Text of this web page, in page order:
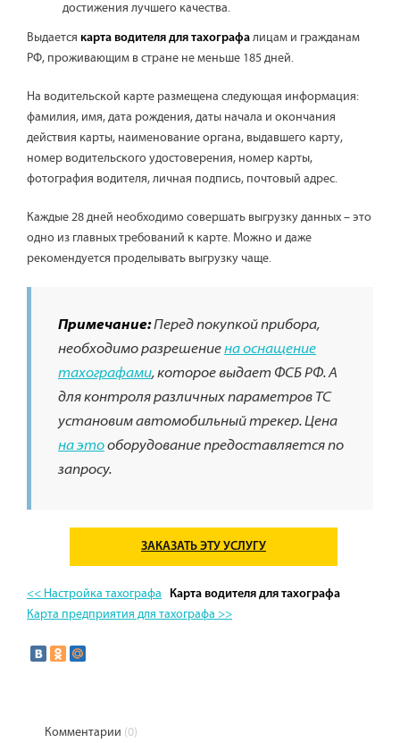
достижения лучшего качества.
Выдается карта водителя для тахографа лицам и гражданам
РФ, проживающим в стране не меньше 185 дней.
На водительской карте размещена следующая информация:
фамилия, имя, дата рождения, даты начала и окончания
действия карты, наименование органа, выдавшего карту,
номер водительского удостоверения, номер карты,
фотография водителя, личная подпись, почтовый адрес.
Каждые 28 дней необходимо совершать выгрузку данных – это
одно из главных требований к карте. Можно и даже
рекомендуется проделывать выгрузку чаще.
Примечание:Перед покупкой прибора,
необходимо разрешениена оснащение
тахографами, которое выдает ФСБ РФ. А
для контроля различных параметров ТС
установим автомобильный трекер. Цена
на этооборудование предоставляется по
запросу.
ЗАКАЗАТЬ ЭТУ УСЛУГУ
<< Настройка тахографа Карта водителя для тахографа
Карта предприятия для тахографа >>
Комментарии (0)